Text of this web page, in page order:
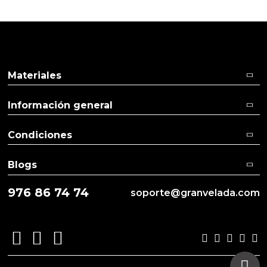
976 86 74 74 soporte@granvelada.com
Materiales
Información general
Condiciones
Blogs